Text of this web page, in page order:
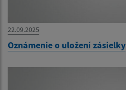
22.09.2025
Oznámenie o uložení zásielky